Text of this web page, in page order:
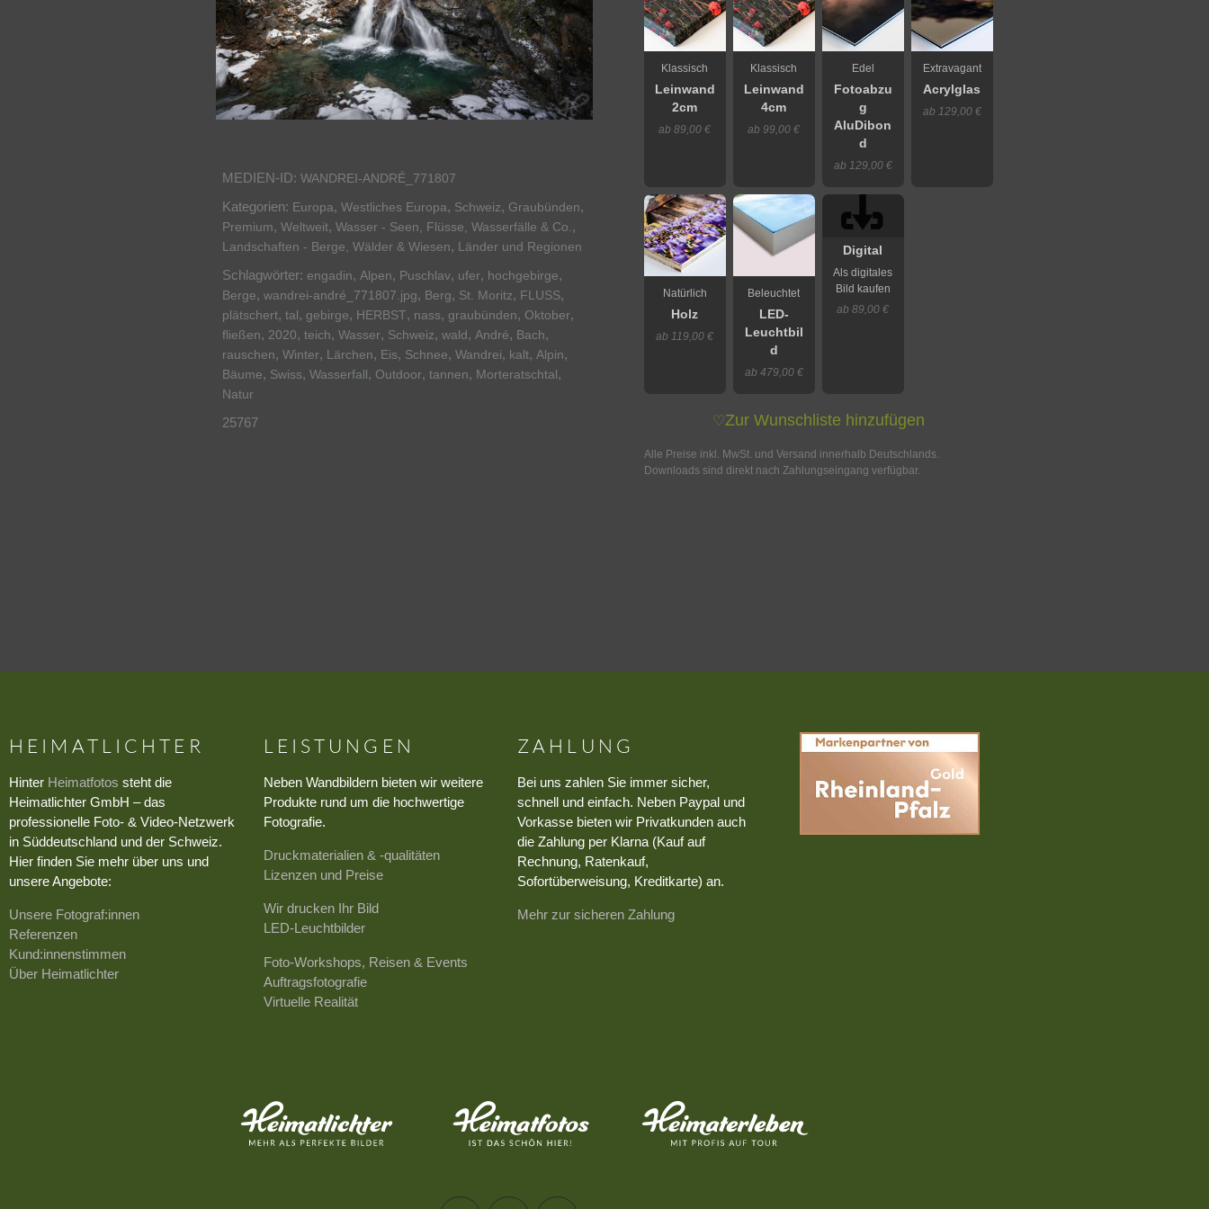
MEDIEN-ID: WANDREI-ANDRÉ_771807
Kategorien: Europa, Westliches Europa, Schweiz, Graubünden,
Premium, Weltweit, Wasser - Seen, Flüsse, Wasserfälle & Co. ,
Landschaften - Berge, Wälder & Wiesen, Länder und Regionen
Schlagwörter: engadin, Alpen, Puschlav, ufer, hochgebirge,
Berge, wandrei-andré_771807.jpg, Berg, St. Moritz, FLUSS,
plätschert, tal, gebirge, HERBST, nass, graubünden, Oktober,
fließen, 2020, teich, Wasser, Schweiz, wald, André, Bach,
rauschen, Winter, Lärchen, Eis, Schnee, Wandrei, kalt, Alpin,
Bäume, Swiss, Wasserfall, Outdoor, tannen, Morteratschtal,
Natur
25767
Klassisch
Leinwand
2cm
ab 89,00 €
Klassisch
Leinwand
4cm
ab 99,00 €
Edel
Fotoabzu
g
AluDibon
d
ab 129,00 €
Extravagant
Acrylglas
ab 129,00 €
Natürlich
Holz
ab 119,00 €
Beleuchtet
LED-
Leuchtbil
d
ab 479,00 €
Digital
Als digitales
Bild kaufen
ab 89,00 €
♡Zur Wunschliste hinzufügen
Alle Preise inkl. MwSt. und Versand innerhalb Deutschlands.
Downloads sind direkt nach Zahlungseingang verfügbar.
HEIMATLICHTER
Hinter Heimatfotos steht die
Heimatlichter GmbH – das
professionelle Foto- & Video-Netzwerk
in Süddeutschland und der Schweiz.
Hier finden Sie mehr über uns und
unsere Angebote:
Unsere Fotograf:innen
Referenzen
Kund:innenstimmen
Über Heimatlichter
LEISTUNGEN
Neben Wandbildern bieten wir weitere
Produkte rund um die hochwertige
Fotografie.
Druckmaterialien & -qualitäten
Lizenzen und Preise
Wir drucken Ihr Bild
LED-Leuchtbilder
Foto-Workshops, Reisen & Events
Auftragsfotografie
Virtuelle Realität
ZAHLUNG
Bei uns zahlen Sie immer sicher,
schnell und einfach. Neben Paypal und
Vorkasse bieten wir Privatkunden auch
die Zahlung per Klarna (Kauf auf
Rechnung, Ratenkauf,
Sofortüberweisung, Kreditkarte) an.
Mehr zur sicheren Zahlung